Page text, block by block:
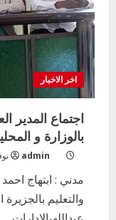
اخر الاخبار
اجتماع المدير
بالوزارة و
admin
مدني : ابتهاج
والتعليم بالجزيرة